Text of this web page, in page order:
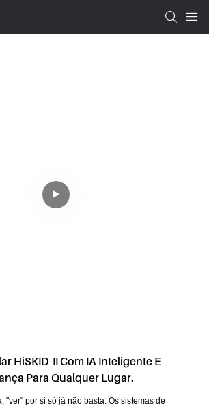
HiSKID-II Com IA Inteligente E
Para Qualquer Lugar.
"ver" por si só já não basta. Os sistemas de